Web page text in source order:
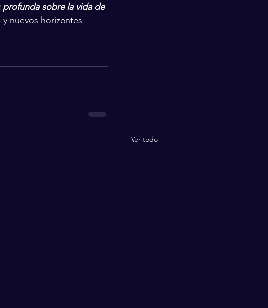
profunda sobre la vida de
nuevos horizontes
Ver todo